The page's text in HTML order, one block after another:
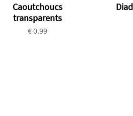
Caoutchoucs
transparents
€ 0.99